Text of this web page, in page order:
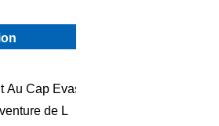
Cap Evasi
de L